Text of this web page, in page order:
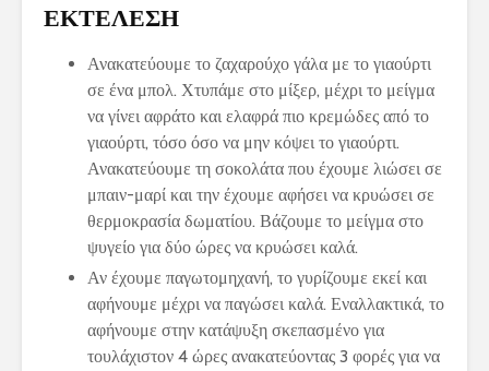
ΕΚΤΕΛΕΣΗ
Ανακατεύουμε το ζαχαρούχο γάλα με το γιαούρτι
σε ένα μπολ. Χτυπάμε στο μίξερ, μέχρι το μείγμα
να γίνει αφράτο και ελαφρά πιο κρεμώδες από το
γιαούρτι, τόσο όσο να μην κόψει το γιαούρτι.
Ανακατεύουμε τη σοκολάτα που έχουμε λιώσει σε
μπαιν-μαρί και την έχουμε αφήσει να κρυώσει σε
θερμοκρασία δωματίου. Βάζουμε το μείγμα στο
ψυγείο για δύο ώρες να κρυώσει καλά.
Αν έχουμε παγωτομηχανή, το γυρίζουμε εκεί και
αφήνουμε μέχρι να παγώσει καλά. Εναλλακτικά, το
αφήνουμε στην κατάψυξη σκεπασμένο για
τουλάχιστον 4 ώρες ανακατεύοντας 3 φορές για να